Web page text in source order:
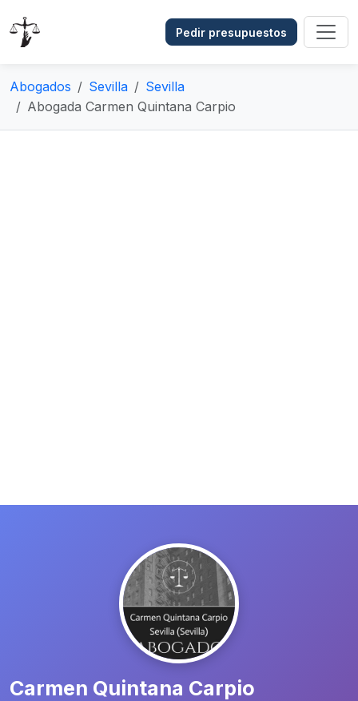
Pedir presupuestos
Abogados Sevilla
Sevilla
Abogada Carmen Quintana Carpio
Carmen Quintana Carpio